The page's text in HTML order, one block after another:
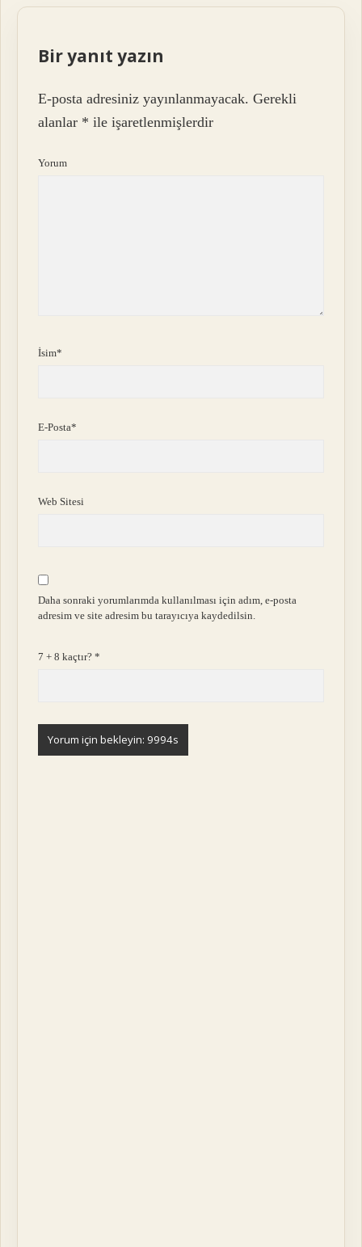
Bir yanıt yazın
E-posta adresiniz yayınlanmayacak. Gerekli
alanlar * ile işaretlenmişlerdir
Yorum
İsim*
E-Posta*
Web Sitesi
Daha sonraki yorumlarımda kullanılması için adım, e-posta
adresim ve site adresim bu tarayıcıya kaydedilsin.
7 + 8 kaçtır?*